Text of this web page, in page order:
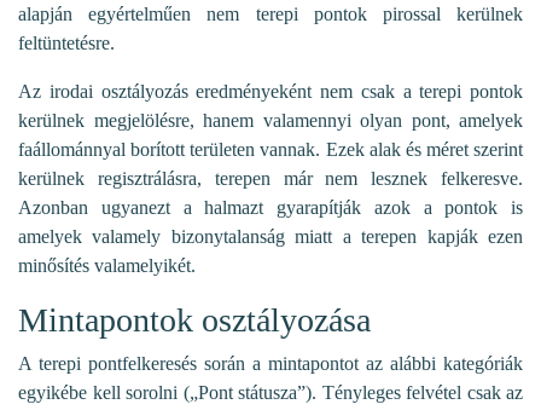
alapján egyértelműen nem terepi pontok pirossal kerülnek
feltüntetésre.
Az irodai osztályozás eredményeként nem csak a terepi pontok
kerülnek megjelölésre, hanem valamennyi olyan pont, amelyek
faállománnyal borított területen vannak. Ezek alak és méret szerint
kerülnek regisztrálásra, terepen már nem lesznek felkeresve.
Azonban ugyanezt a halmazt gyarapítják azok a pontok is
amelyek valamely bizonytalanság miatt a terepen kapják ezen
minősítés valamelyikét.
Mintapontok osztályozása
A terepi pontfelkeresés során a mintapontot az alábbi kategóriák
egyikébe kell sorolni („Pont státusza”). Tényleges felvétel csak az